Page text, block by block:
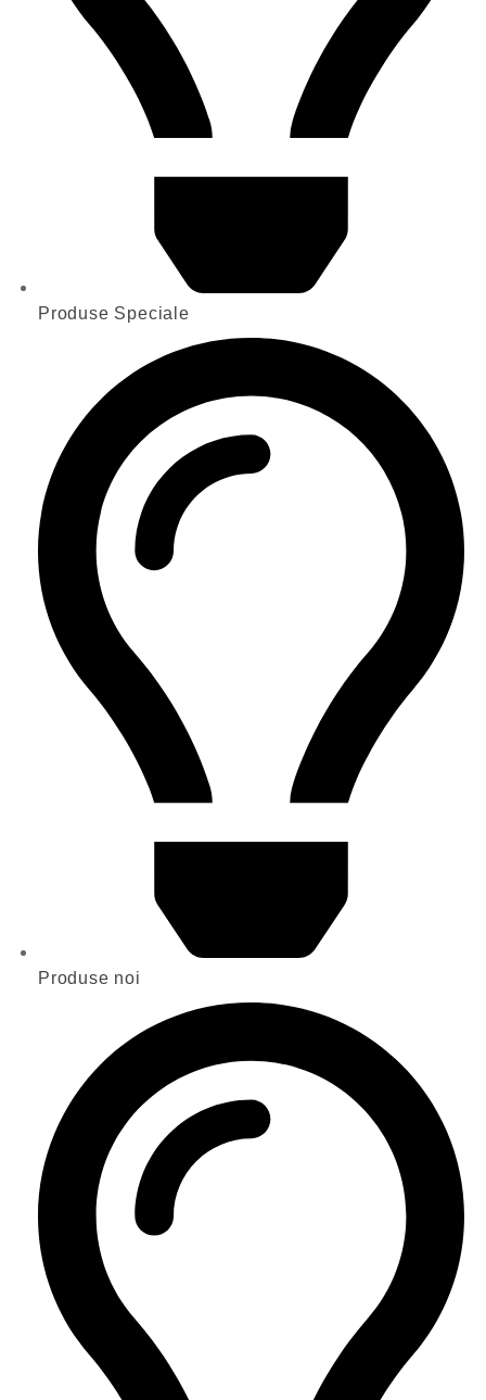
Produse Speciale
Produse noi